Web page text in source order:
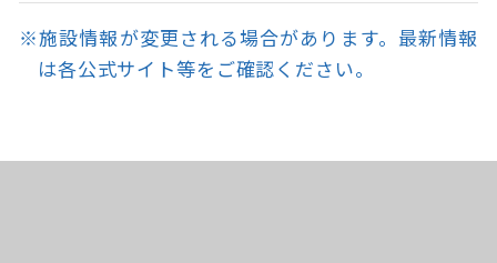
※施設情報が変更される場合があります。最新情報
は各公式サイト等をご確認ください。